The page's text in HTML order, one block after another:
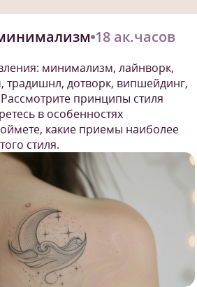
18 ак.часов
минимализм, лайнворк,
традишнл, дотворк, випшейдинг,
принципы стиля
в особенностях
какие приемы наиболее
стиля.